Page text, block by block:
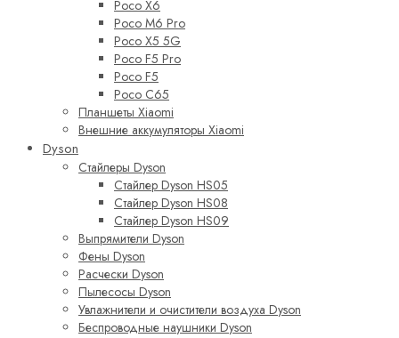
Poco X6
Poco M6 Pro
Poco X5 5G
Poco F5 Pro
Poco F5
Poco C65
Планшеты Xiaomi
Внешние аккумуляторы Xiaomi
Dyson
Стайлеры Dyson
Стайлер Dyson HS05
Стайлер Dyson HS08
Стайлер Dyson HS09
Выпрямители Dyson
Фены Dyson
Расчески Dyson
Пылесосы Dyson
Увлажнители и очистители воздуха Dyson
Беспроводные наушники Dyson